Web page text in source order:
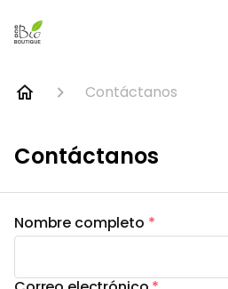
Contáctanos
Contáctanos
Nombre completo *